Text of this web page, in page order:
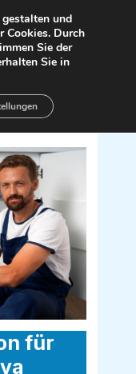
an der
für
und
Cookies. Durch
Sie der
Sie in